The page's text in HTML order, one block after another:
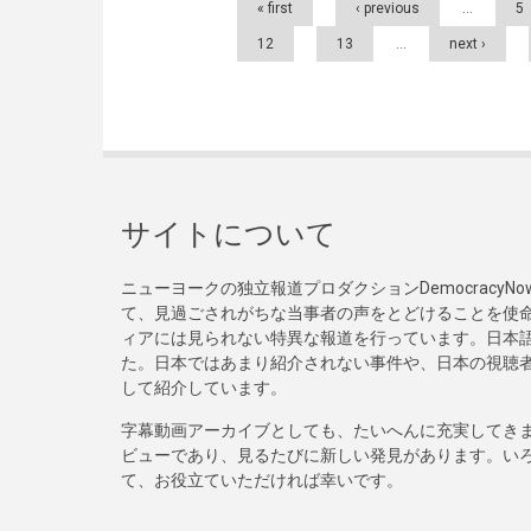
« first ‹ previous … 5
12 13 … next ›
サイトについて
ニューヨークの独立報道プロダクション
て、見過ごされがちな当事者の声をとどけることを使
ィアには見られない特異な報道を行っています。日本
た。日本ではあまり紹介されない事件や、日本の視聴
して紹介しています。
字幕動画アーカイブとしても、たいへんに充実してき
ビューであり、見るたびに新しい発見があります。い
て、お役立ていただければ幸いです。